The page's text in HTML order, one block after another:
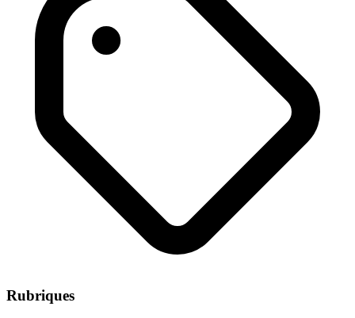
Rubriques